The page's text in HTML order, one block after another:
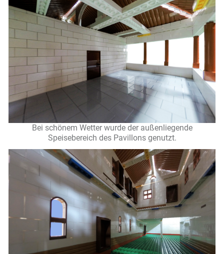
Bei schönem Wetter wurde der außenliegende
Speisebereich des Pavillons genutzt.